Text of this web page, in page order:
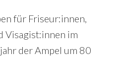
für Friseur:innen,
Visagist:innen im
der Ampel um 80